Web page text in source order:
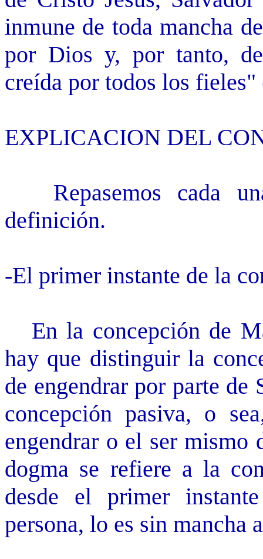
inmune de toda mancha
por Dios y, por tanto,
creída por todos los
EXPLICACION DEL
Repasemos cada
definición.
-El primer instante de la
En la concepción de
hay que distinguir la
de engendrar por parte de
concepción pasiva, o
engendrar o el ser
dogma se refiere a la
desde el primer
persona, lo es sin mancha